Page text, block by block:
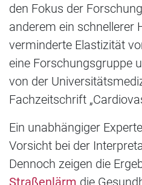
den Fokus der
anderem ein schnellerer
verminderte Elastizität
eine Forschungsgruppe
von der
Fachzeitschrift
Ein unabhängiger
Vorsicht bei der
Dennoch zeigen die
Straßenlärm die